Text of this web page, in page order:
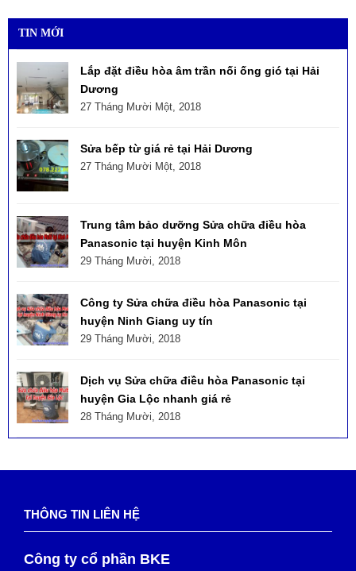
TIN MỚI
Lắp đặt điều hòa âm trần nối ống gió tại Hải
Dương
27 Tháng Mười Một, 2018
Sửa bếp từ giá rẻ tại Hải Dương
27 Tháng Mười Một, 2018
Trung tâm bảo dưỡng Sửa chữa điều hòa
Panasonic tại huyện Kinh Môn
29 Tháng Mười, 2018
Công ty Sửa chữa điều hòa Panasonic tại
huyện Ninh Giang uy tín
29 Tháng Mười, 2018
Dịch vụ Sửa chữa điều hòa Panasonic tại
huyện Gia Lộc nhanh giá rẻ
28 Tháng Mười, 2018
THÔNG TIN LIÊN HỆ
Công ty cổ phần BKE